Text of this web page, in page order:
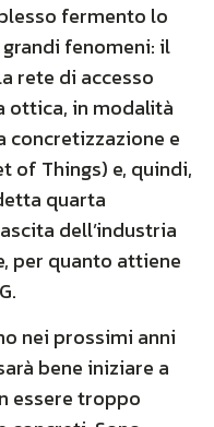
fermento lo
fenomeni: il
rete di accesso
ottica, in modalità
concretizzazione e
of Things) e, quindi,
quarta
dell’industria
per quanto attiene
nei prossimi anni
bene iniziare a
essere troppo